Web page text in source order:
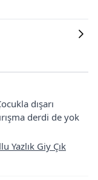
dışarı
derdi de yok
Yazlık Giy Çık